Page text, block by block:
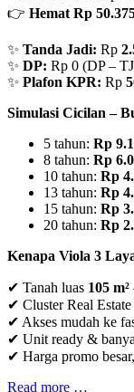
👉 Hemat Rp
✨ Tanda Jadi: Rp
✨ DP: Rp 0 (DP –
✨ Plafon KPR: Rp
Simulasi Cicilan –
5 tahun: Rp
8 tahun: Rp
10 tahun: Rp
13 tahun: Rp
15 tahun: Rp
20 tahun: Rp
Kenapa Viola 3
✔ Tanah luas 105 m²
✔ Cluster Real
✔ Akses mudah ke
✔ Unit ready &
✔ Harga promo
Read more …